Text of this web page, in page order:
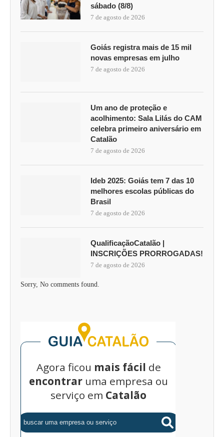
sábado (8/8)
7 de agosto de 2026
Goiás registra mais de 15 mil
novas empresas em julho
7 de agosto de 2026
Um ano de proteção e
acolhimento: Sala Lilás do CAM
celebra primeiro aniversário em
Catalão
7 de agosto de 2026
Ideb 2025: Goiás tem 7 das 10
melhores escolas públicas do
Brasil
7 de agosto de 2026
QualificaçãoCatalão |
INSCRIÇÕES PRORROGADAS!
7 de agosto de 2026
Sorry, No comments found.